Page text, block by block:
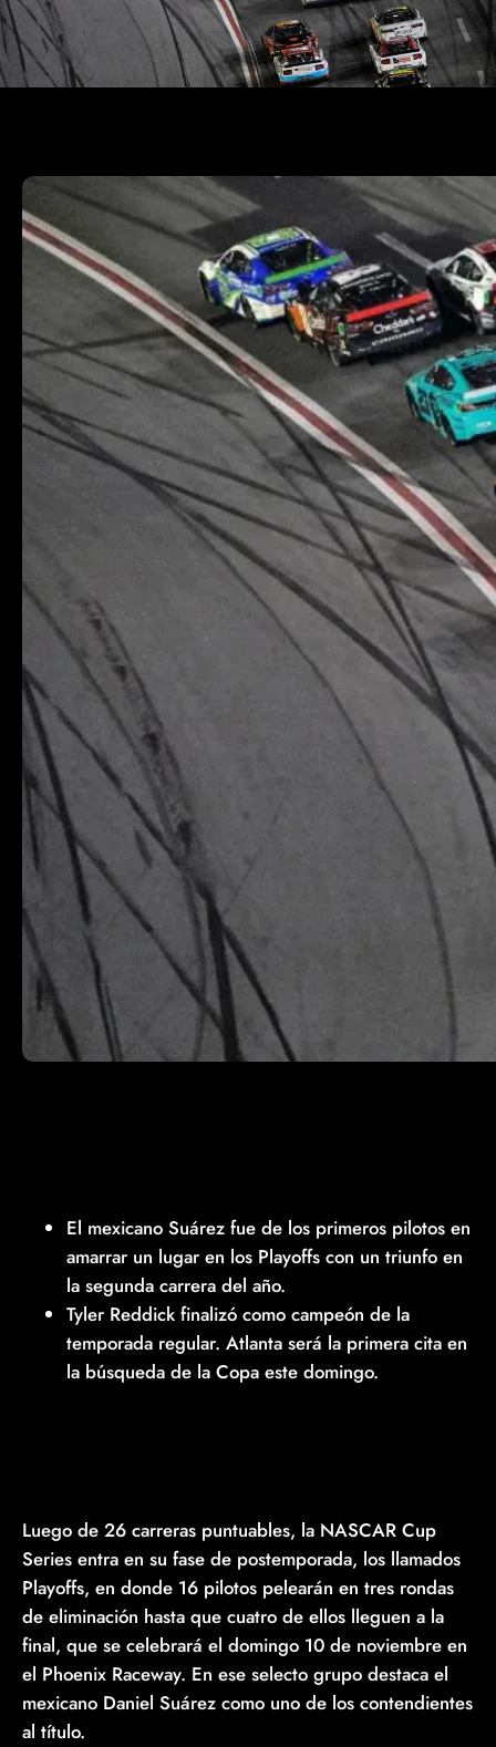
El mexicano Suárez fue de los primeros pilotos en
amarrar un lugar en los Playoffs con un triunfo en
la segunda carrera del año.
Tyler Reddick finalizó como campeón de la
temporada regular. Atlanta será la primera cita en
la búsqueda de la Copa este domingo.
Luego de 26 carreras puntuables, la NASCAR Cup
Series entra en su fase de postemporada, los llamados
Playoffs, en donde 16 pilotos pelearán en tres rondas
de eliminación hasta que cuatro de ellos lleguen a la
final, que se celebrará el domingo 10 de noviembre en
el Phoenix Raceway. En ese selecto grupo destaca el
mexicano Daniel Suárez como uno de los contendientes
al título.